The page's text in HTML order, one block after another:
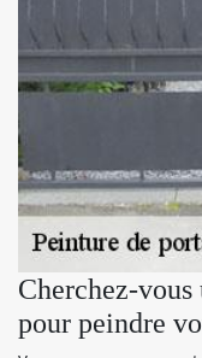
Cherchez-vous
pour peindre